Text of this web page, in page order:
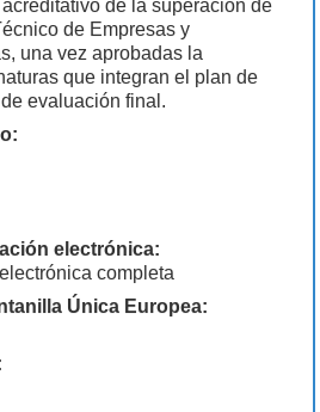
de la superación de
de Empresas y
una vez aprobadas la
que integran el plan de
evaluación final.
electrónica:
completa
Única Europea: